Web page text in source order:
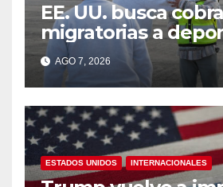
EE. UU. busca
migratorias a
que viven en
México y Honduras
AGO 7, 2026
ESTADOS UNIDOS INTERNACIONALES